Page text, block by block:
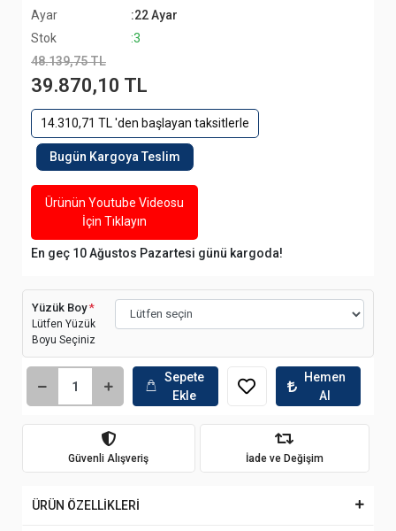
Ayar
:22 Ayar
Stok
:3
48.139,75 TL
39.870,10 TL
14.310,71 TL 'den başlayan taksitlerle
Bugün Kargoya Teslim
Ürünün Youtube Videosu
İçin Tıklayın
En geç 10 Ağustos Pazartesi günü kargoda!
Yüzük Boy*
Lütfen Yüzük
Boyu Seçiniz
Sepete
Ekle
Hemen
Al
Güvenli Alışveriş İade ve Değişim
ÜRÜN ÖZELLİKLERİ